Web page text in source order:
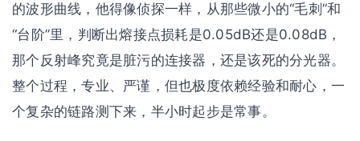
的波形曲线，他得像侦探一样，从那些微小的“毛刺”和
“台阶”里，判断出熔接点损耗是0.05dB还是0.08dB，
那个反射峰究竟是脏污的连接器，还是该死的分光器。
整个过程，专业、严谨，但也极度依赖经验和耐心，一
个复杂的链路测下来，半小时起步是常事。